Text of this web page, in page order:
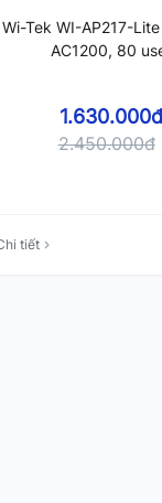
Wi-Tek WI-AP217-
AC1200, 80
1.630.000đ
2.450.000đ
tiết